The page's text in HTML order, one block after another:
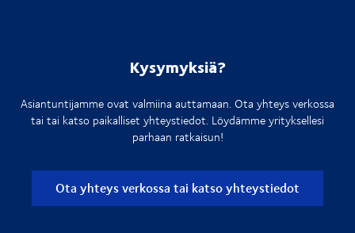
Kysymyksiä?
Asiantuntijamme ovat valmiina auttamaan. Ota yhteys verkossa
tai tai katso paikalliset yhteystiedot. Löydämme yrityksellesi
parhaan ratkaisun!
Ota yhteys verkossa tai katso yhteystiedot